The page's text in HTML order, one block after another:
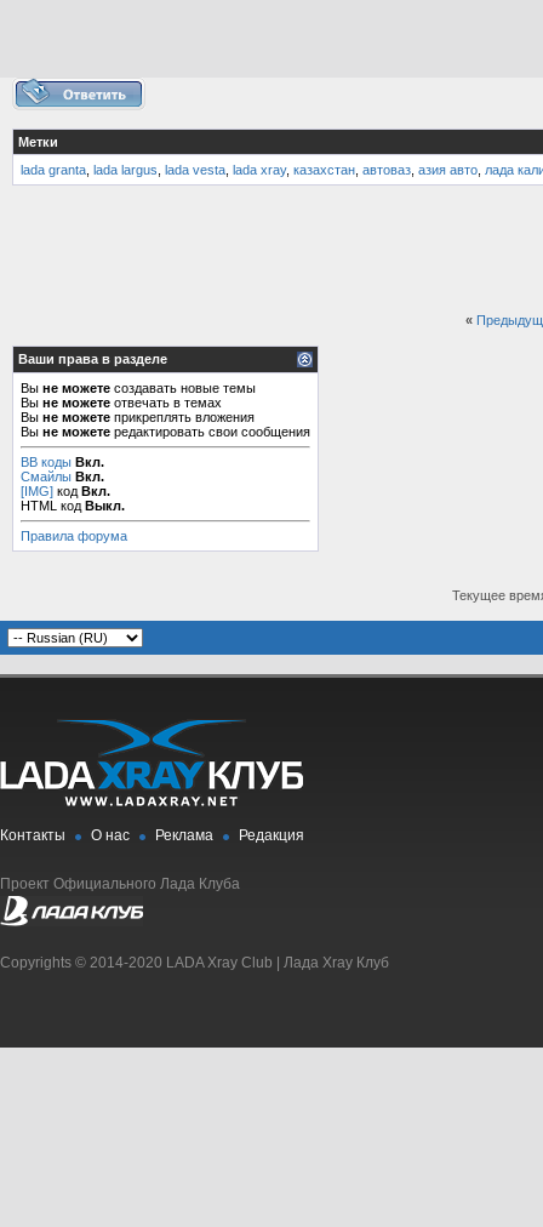
Метки
lada granta lada largus lada vesta lada xray, казахстан автоваз азия авто лада
«
Ваши права в разделе
Вы не можете создавать новые темы
Вы не можете отвечать в темах
Вы не можете прикреплять вложения
Вы не можете редактировать свои сообщения
BB коды Вкл.
Смайлы Вкл.
[IMG] код Вкл.
HTML код Выкл.
Правила форума
Текущее
Контакты О нас Реклама Редакция
Проект Официального Лада Клуба
Copyrights © 2014-2020 LADA Xray Club | Лада Xray Клуб